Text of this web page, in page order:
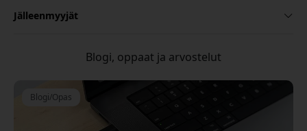
Jälleenmyyjät
Blogi, oppaat ja arvostelut
Blogi/Opas